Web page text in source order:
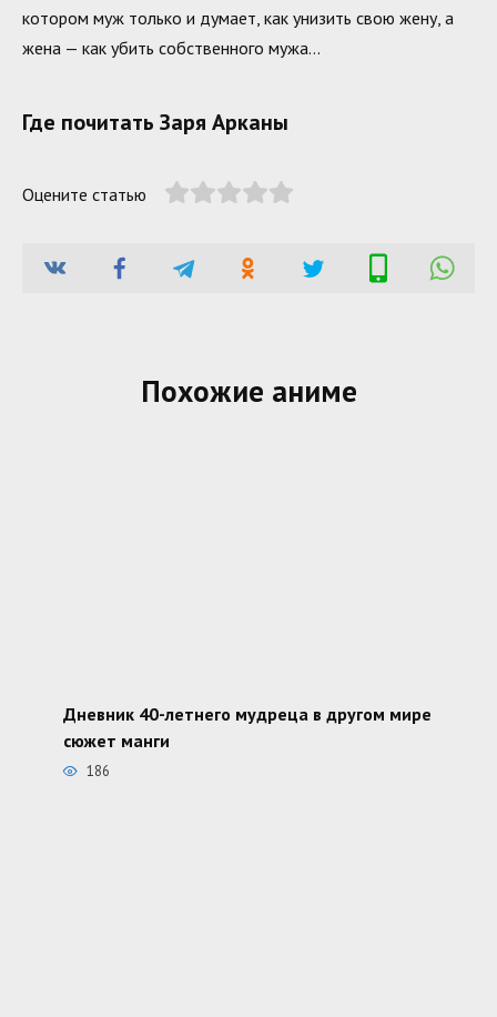
котором муж только и думает, как унизить свою жену, а
жена — как убить собственного мужа…
Где почитать Заря Арканы
Оцените статью
Похожие аниме
Дневник 40-летнего мудреца в другом мире
сюжет манги
186